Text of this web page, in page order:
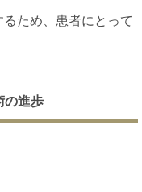
ため、患者にとって
の進歩